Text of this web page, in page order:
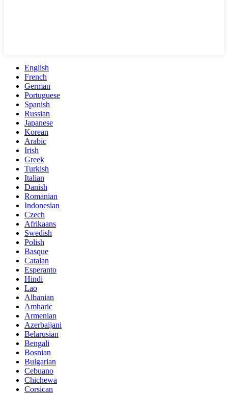
English
French
German
Portuguese
Spanish
Russian
Japanese
Korean
Arabic
Irish
Greek
Turkish
Italian
Danish
Romanian
Indonesian
Czech
Afrikaans
Swedish
Polish
Basque
Catalan
Esperanto
Hindi
Lao
Albanian
Amharic
Armenian
Azerbaijani
Belarusian
Bengali
Bosnian
Bulgarian
Cebuano
Chichewa
Corsican